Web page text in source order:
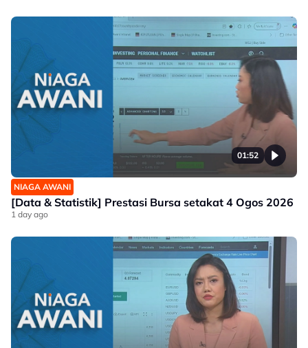
01:52
NIAGA AWANI
[Data & Statistik] Prestasi Bursa setakat 4 Ogos 2026
1 day ago